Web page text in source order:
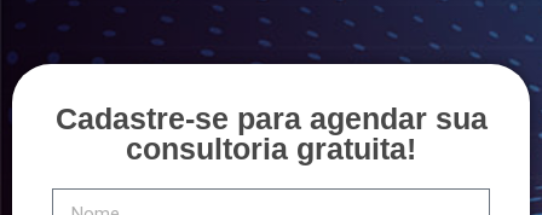
Cadastre-se para agendar sua
consultoria gratuita!